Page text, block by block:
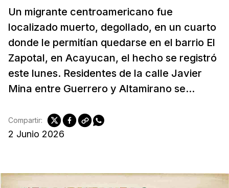
Un migrante centroamericano fue
localizado muerto, degollado, en un cuarto
donde le permitían quedarse en el barrio El
Zapotal, en Acayucan, el hecho se registró
este lunes. Residentes de la calle Javier
Mina entre Guerrero y Altamirano se...
2 Junio 2026
Compartir: